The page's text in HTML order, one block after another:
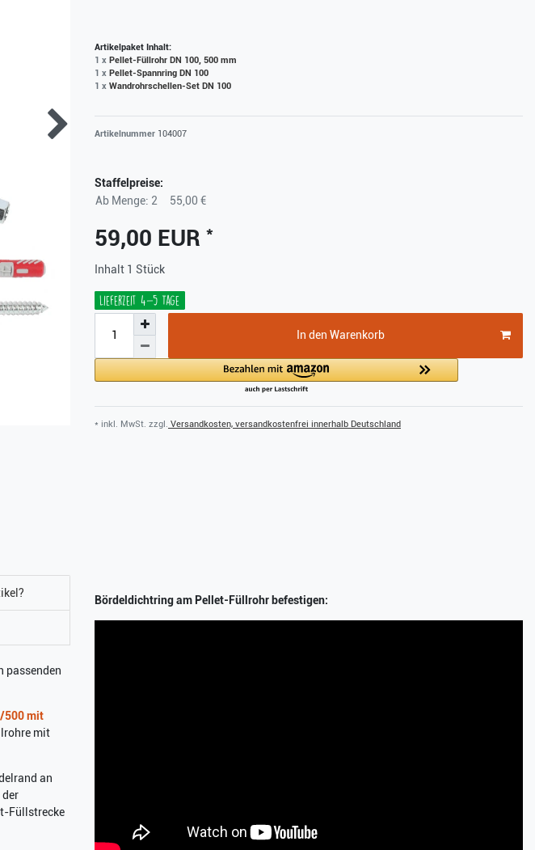
Artikelpaket Inhalt:
1 x Pellet-Füllrohr DN 100, 500 mm
1 x Pellet-Spannring DN 100
1 x Wandrohrschellen-Set DN 100
Artikelnummer 104007
Staffelpreise:
Ab Menge: 2
55,00 €
59,00 EUR *
Inhalt 1 Stück
Lieferzeit 4-5 Tage
In den Warenkorb
* inkl. MwSt. zzgl. Versandkosten, versandkostenfrei innerhalb Deutschland
passenden
500 mit
mit
an
der
Füllstrecke
Bördeldichtring am Pellet-Füllrohr befestigen: